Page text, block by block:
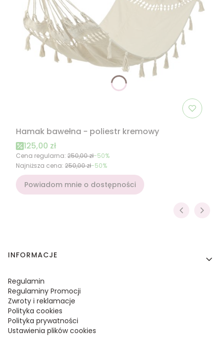
Hamak bawełna - poliestr kremowy
Cena promocyjna
125,00 zł
Cena regularna: 250,00 zł-50%
Najniższa cena: 250,00 zł-50%
Powiadom mnie o dostępności
Linki w stopce
INFORMACJE
Regulamin
Regulaminy Promocji
Zwroty i reklamacje
Polityka cookies
Polityka prywatności
Ustawienia plików cookies